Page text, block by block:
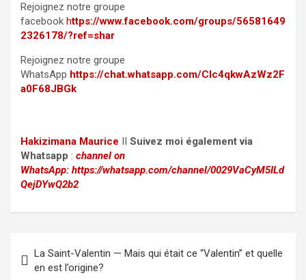
Rejoignez notre groupe
facebook https://www.facebook.com/groups/56581649
2326178/?ref=shar
Rejoignez notre groupe
WhatsApp https://chat.whatsapp.com/CIc4qkwAzWz2F
a0F68JBGk
Hakizimana Maurice II Suivez moi également via
Whatsapp : channel on
WhatsApp: https://whatsapp.com/channel/0029VaCyM5ILd
QejDYwQ2b2
navigation
La Saint-Valentin — Mais qui était ce “Valentin” et quelle
en est l’origine?